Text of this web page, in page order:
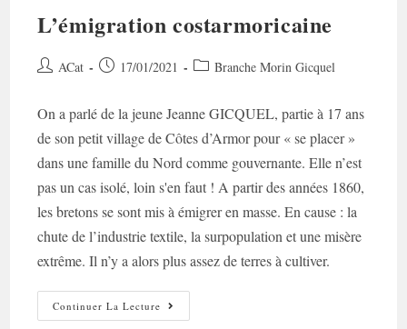
L’émigration costarmoricaine
Auteur/autrice
publication :
ACat
Post 17/01/2021
PostBranche Morin Gicquel
On a parlé de la jeune Jeanne GICQUEL, partie à 17 ans
de son petit village de Côtes d’Armor pour « se placer »
dans une famille du Nord comme gouvernante. Elle n’est
pas un cas isolé, loin s'en faut ! A partir des années 1860,
les bretons se sont mis à émigrer en masse. En cause : la
chute de l’industrie textile, la surpopulation et une misère
extrême. Il n’y a alors plus assez de terres à cultiver.
Continuer La Lecture L’émigration
Costarmoricaine